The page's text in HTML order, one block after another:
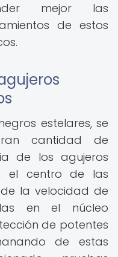
mejor las
de estos
estelares, se
cantidad de
de los agujeros
el centro de las
la velocidad de
en el núcleo
de potentes
de estas